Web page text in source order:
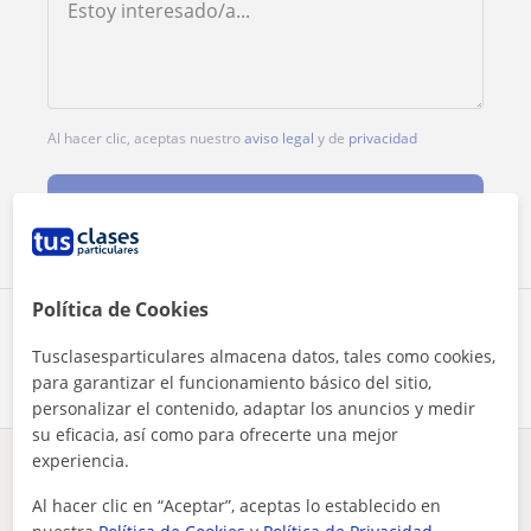
Al hacer clic, aceptas nuestroaviso legal y de privacidad
¿Hay algún error en este perfil?
Política de Cookies
Tusclasesparticulares almacena datos, tales como cookies,
para garantizar el funcionamiento básico del sitio,
personalizar el contenido, adaptar los anuncios y medir
su eficacia, así como para ofrecerte una mejor
experiencia.
Al hacer clic en “Aceptar”, aceptas lo establecido en